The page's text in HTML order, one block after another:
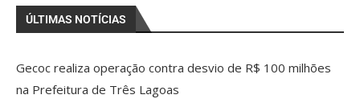
ÚLTIMAS NOTÍCIAS
Gecoc realiza operação contra desvio de R$ 100 milhões
na Prefeitura de Três Lagoas